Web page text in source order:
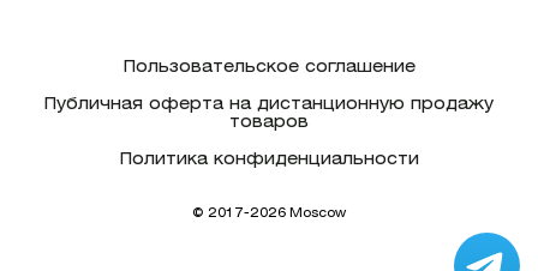
Пользовательское соглашение
Публичная оферта на дистанционную продажу
товаров
Политика конфиденциальности
© 2017-2026 Moscow